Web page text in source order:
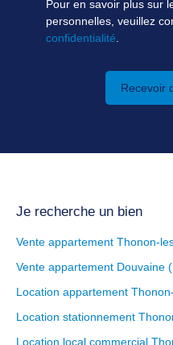
Pour en savoir plus sur
personnelles, veuillez
confidentialité
Recevoir
Je recherche un bien
Vente appartement Thonon-
Vente appartement Douvaine
Location appartement
Location stationnement
Location local commercial